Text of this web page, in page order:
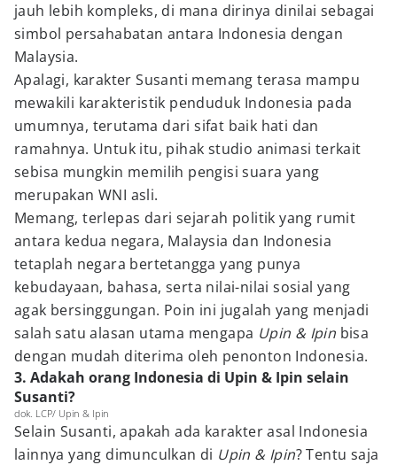
jauh lebih kompleks, di mana dirinya dinilai sebagai
simbol persahabatan antara Indonesia dengan
Malaysia.
Apalagi, karakter Susanti memang terasa mampu
mewakili karakteristik penduduk Indonesia pada
umumnya, terutama dari sifat baik hati dan
ramahnya. Untuk itu, pihak studio animasi terkait
sebisa mungkin memilih pengisi suara yang
merupakan WNI asli.
Memang, terlepas dari sejarah politik yang rumit
antara kedua negara, Malaysia dan Indonesia
tetaplah negara bertetangga yang punya
kebudayaan, bahasa, serta nilai-nilai sosial yang
agak bersinggungan. Poin ini jugalah yang menjadi
salah satu alasan utama mengapa Upin & Ipin bisa
dengan mudah diterima oleh penonton Indonesia.
3. Adakah orang Indonesia di Upin & Ipin selain
Susanti?
dok. LCP/ Upin & Ipin
Selain Susanti, apakah ada karakter asal Indonesia
lainnya yang dimunculkan di Upin & Ipin? Tentu saja